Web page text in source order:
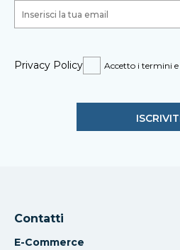
Privacy Policy Accetto i termini e
Contatti
E-Commerce